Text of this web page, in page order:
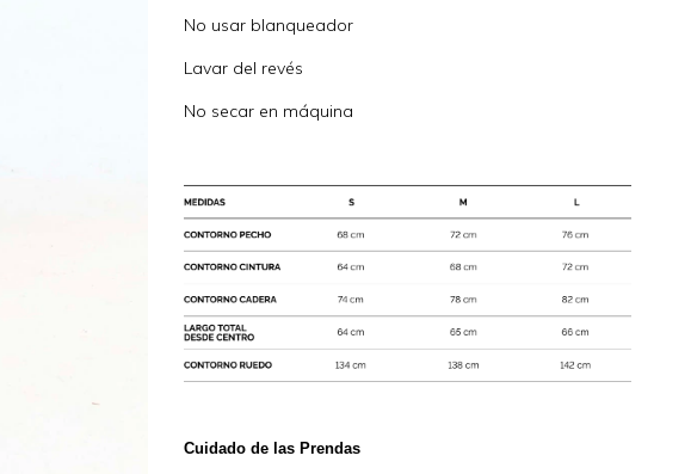
No usar blanqueador
Lavar del revés
No secar en máquina
Cuidado de las Prendas